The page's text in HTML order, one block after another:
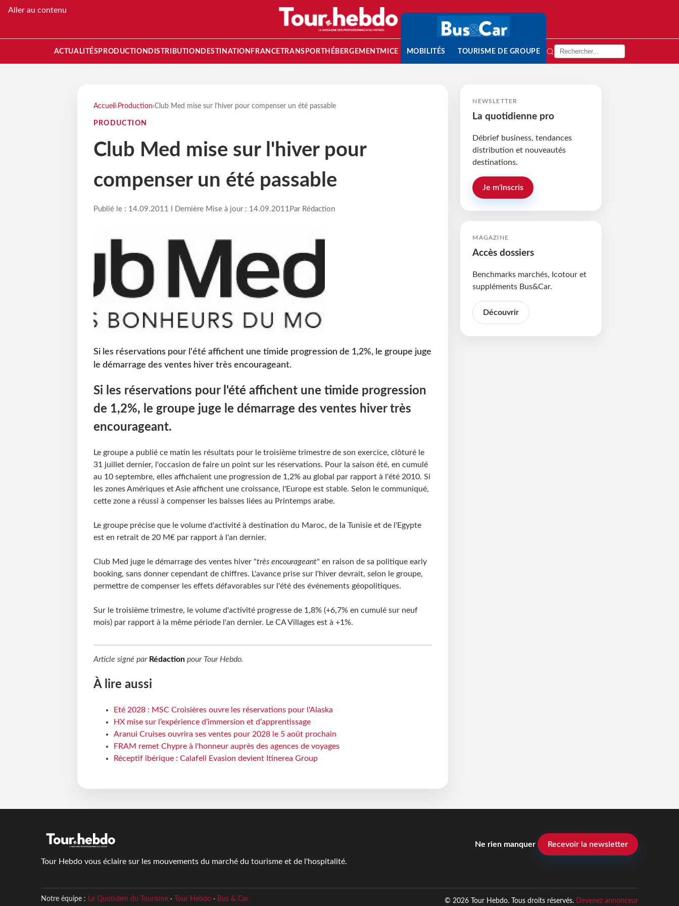
Aller au contenu
ACTUALITÉS PRODUCTION DISTRIBUTION DESTINATION FRANCETRANSPORT HÉBERGEMENTMICE MOBILITÉS TOURISME DE GROUPE
Accueil › Production›Club Med mise sur l'hiver pour compenser un été passable
PRODUCTION
Club Med mise sur l'hiver pour
compenser un été passable
Publié le : 14.09.2011 I Dernière Mise à jour : 14.09.2011 Par Rédaction
Si les réservations pour l'été affichent une timide progression de 1,2%, le groupe juge
le démarrage des ventes hiver très encourageant.
Si les réservations pour l'été affichent une timide progression
de 1,2%, le groupe juge le démarrage des ventes hiver très
encourageant.
Le groupe a publié ce matin les résultats pour le troisième trimestre de son exercice, clôturé le
31 juillet dernier, l'occasion de faire un point sur les réservations. Pour la saison été, en cumulé
au 10 septembre, elles affichaient une progression de 1,2% au global par rapport à l'été 2010. Si
les zones Amériques et Asie affichent une croissance, l'Europe est stable. Selon le communiqué,
cette zone a réussi à compenser les baisses liées au Printemps arabe.
Le groupe précise que le volume d'activité à destination du Maroc, de la Tunisie et de l'Egypte
est en retrait de 20 M€ par rapport à l'an dernier.
Club Med juge le démarrage des ventes hiver "très encourageant" en raison de sa politique early
booking, sans donner cependant de chiffres. L'avance prise sur l'hiver devrait, selon le groupe,
permettre de compenser les effets défavorables sur l'été des événements géopolitiques.
Sur le troisième trimestre, le volume d'activité progresse de 1,8% (+6,7% en cumulé sur neuf
mois) par rapport à la même période l'an dernier. Le CA Villages est à +1%.
Article signé par Rédactionpour Tour Hebdo.
À lire aussi
Eté 2028 : MSC Croisières ouvre les réservations pour l'Alaska
HX mise sur l’expérience d’immersion et d’apprentissage
Aranui Cruises ouvrira ses ventes pour 2028 le 5 août prochain
FRAM remet Chypre à l'honneur auprès des agences de voyages
Réceptif ibérique : Calafell Evasion devient Itinerea Group
NEWSLETTER
La quotidienne pro
Débrief business, tendances
distribution et nouveautés
destinations.
Je m'inscris
MAGAZINE
Accès dossiers
Benchmarks marchés, Icotour et
suppléments Bus&Car.
Découvrir
Tour Hebdo vous éclaire sur les mouvements du marché du tourisme et de l'hospitalité.
Ne rien manquer Recevoir la newsletter
Notre équipe : Le Quotidien du Tourisme· Tour Hebdo· Bus & Car © 2026 Tour Hebdo. Tous droits réservés. Devenez annonceur